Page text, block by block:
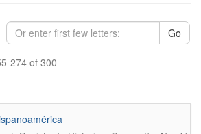
Go
274 of 300